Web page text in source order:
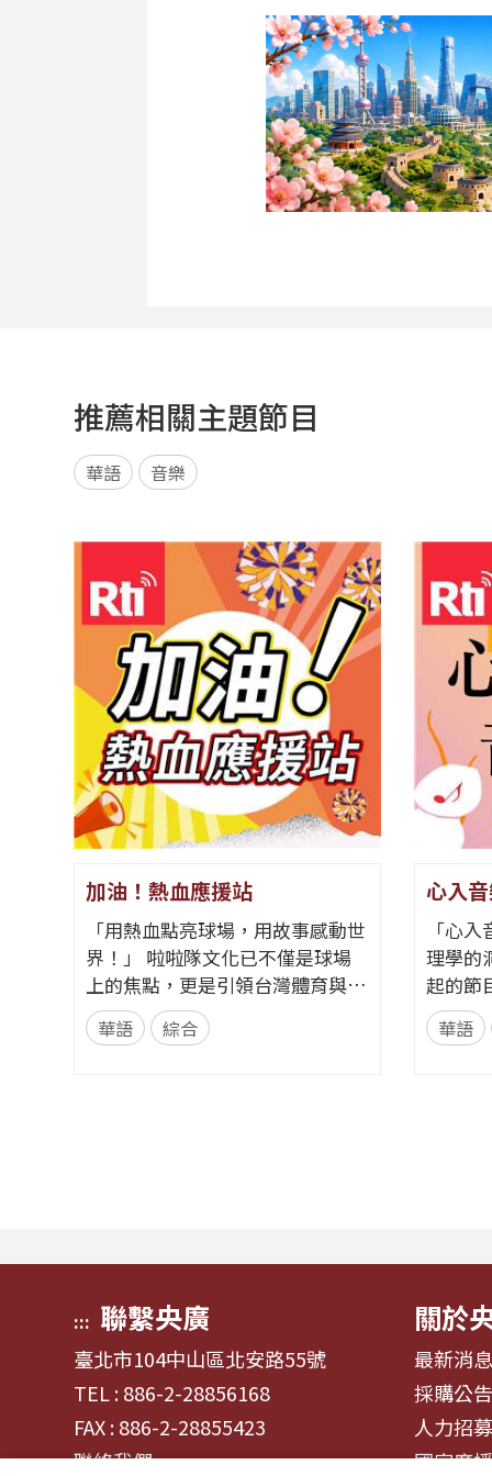
推薦相關主題節目
華語 音樂
加油！熱血應援站
「用熱血點亮球場，用故事感動世
界！」 啦啦隊文化已不僅是球場
上的焦點，更是引領台灣體育與娛
樂走向國際的獨特軟實力。全新節
目《加油！熱血應援站》，由香港
華語 綜合
心入
「心
理學的
起的節
歌，更
理線索。 節目從心理學
華語
::: 聯繫央廣
臺北市104中山區北安路55號
TEL : 886-2-28856168
FAX : 886-2-28855423
聯絡我們
關於
最新消
採購公
人力招
國家廣